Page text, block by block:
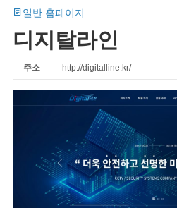
일반 홈페이지
디지탈라인
주소 http://digitalline.kr/